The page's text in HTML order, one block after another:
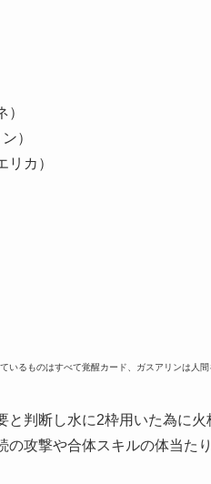
）
カ）
るものはすべて覚醒カード、ガスアリンは人間
判断し水に2枠用いた為に火
の攻撃や合体スキルの体当た